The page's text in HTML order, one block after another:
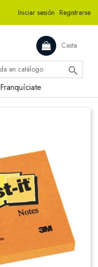
Iniciar sesión · Registrarse
Cesta

Franquíciate